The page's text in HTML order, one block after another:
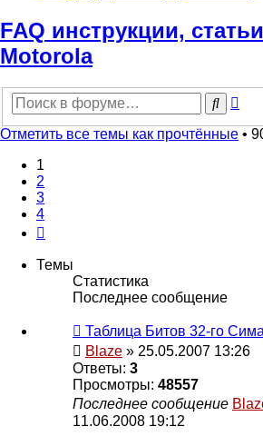
FAQ инструкции,
Motorola
Поиск
Отметить все темы как прочтённые •
1
2
3
4
Темы
Статистика
Последнее сообщение
Таблица Битов 32-го
Blaze » 25.05.2007 13:26
Ответы: 3
Просмотры: 48557
Последнее сообщение
11.06.2008 19:12